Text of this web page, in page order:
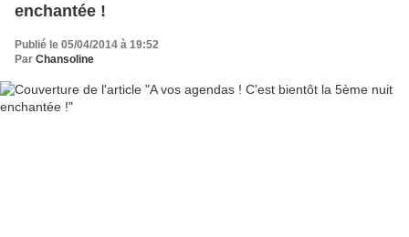
enchantée !
Publié le 05/04/2014 à 19:52
Par Chansoline